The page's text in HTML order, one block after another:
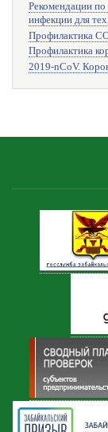
Рекомендации
инфекции для
Профилактика
Профилактика
2019-nCoV.